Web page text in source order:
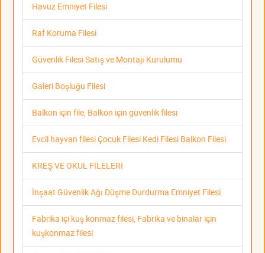
Havuz Emniyet Filesi
Raf Koruma Filesi
Güvenlik Filesi Satış ve Montajı Kurulumu
Galeri Boşluğu Filesi
Balkon için file, Balkon için güvenlik filesi
Evcil hayvan filesi Çocuk Filesi Kedi Filesi Balkon Filesi
KREŞ VE OKUL FİLELERİ
İnşaat Güvenlik Ağı Düşme Durdurma Emniyet Filesi
Fabrika içi kuş konmaz filesi, Fabrika ve binalar için
kuşkonmaz filesi